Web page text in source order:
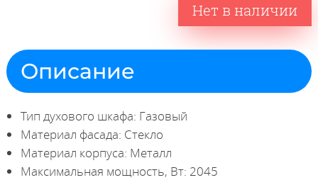
Нет в наличии
Описание
Тип духового шкафа: Газовый
Материал фасада: Стекло
Материал корпуса: Металл
Максимальная мощность, Вт: 2045